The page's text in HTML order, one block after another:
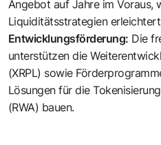
Angebot auf Jahre im Voraus,
Liquiditätsstrategien
Entwicklungsförderung: Die
unterstützen die
(XRPL) sowie
Lösungen für die
(RWA) bauen.